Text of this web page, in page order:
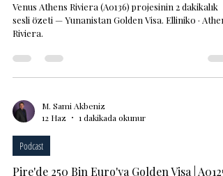
Venus Athens Riviera (A0136) projesinin 2 dakikalık
sesli özeti — Yunanistan Golden Visa. Elliniko ·
Riviera.
M. Sami Akbeniz
12 Haz
1 dakikada okunur
Podcast
Pire'de 250 Bin Euro'ya Golden Visa | A0125